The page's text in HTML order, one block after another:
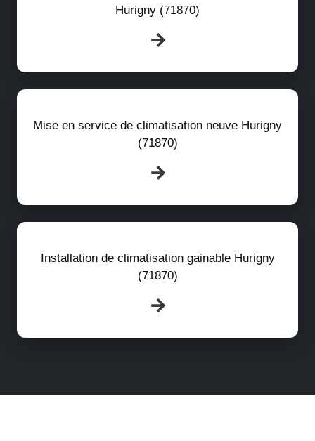
Hurigny (71870)
Mise en service de climatisation neuve Hurigny
(71870)
Installation de climatisation gainable Hurigny
(71870)